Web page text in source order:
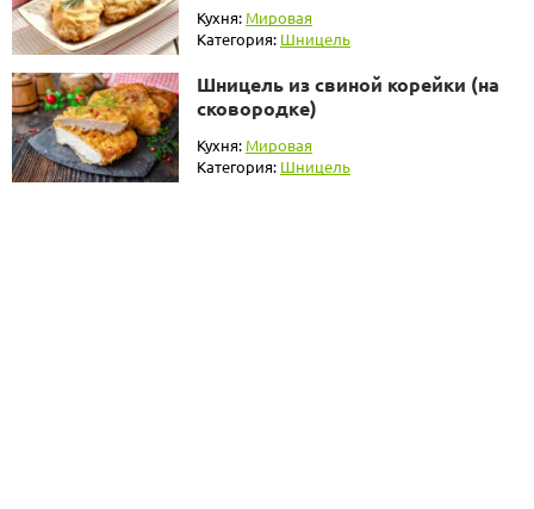
Кухня: Мировая
Категория: Шницель
Шницель из свиной корейки (на
сковородке)
Кухня: Мировая
Категория: Шницель